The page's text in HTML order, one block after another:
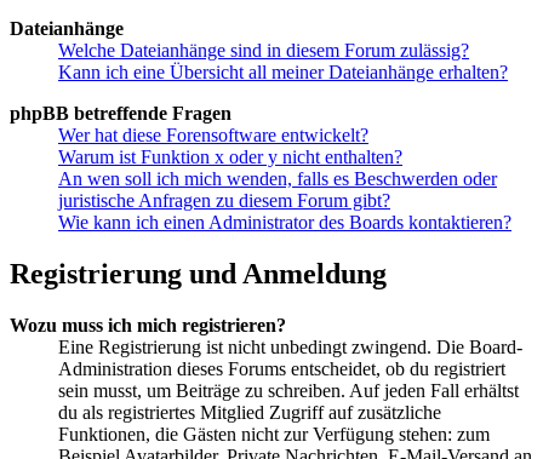
Dateianhänge
Welche Dateianhänge sind in diesem Forum zulässig?
Kann ich eine Übersicht all meiner Dateianhänge erhalten?
phpBB betreffende Fragen
Wer hat diese Forensoftware entwickelt?
Warum ist Funktion x oder y nicht enthalten?
An wen soll ich mich wenden, falls es Beschwerden oder
juristische Anfragen zu diesem Forum gibt?
Wie kann ich einen Administrator des Boards kontaktieren?
Registrierung und Anmeldung
Wozu muss ich mich registrieren?
Eine Registrierung ist nicht unbedingt zwingend. Die Board-
Administration dieses Forums entscheidet, ob du registriert
sein musst, um Beiträge zu schreiben. Auf jeden Fall erhältst
du als registriertes Mitglied Zugriff auf zusätzliche
Funktionen, die Gästen nicht zur Verfügung stehen: zum